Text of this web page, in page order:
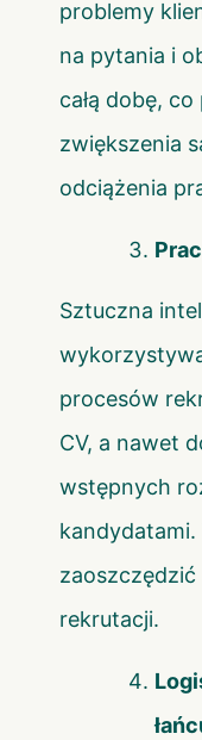
problemy
na pytania i
całą dobę,
zwiększenia
odciążenia
Sztuczna
procesów
CV, a nawet
wstępnych
rekrutacji.